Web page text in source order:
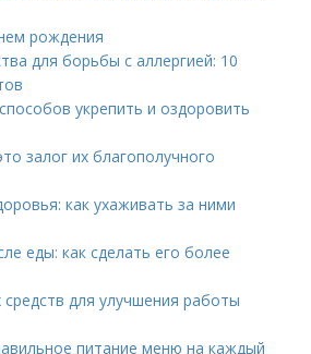
рождения
для борьбы с аллергией: 10
укрепить и оздоровить
залог их благополучного
как ухаживать за ними
еды: как сделать его более
для улучшения работы
питание меню на каждый